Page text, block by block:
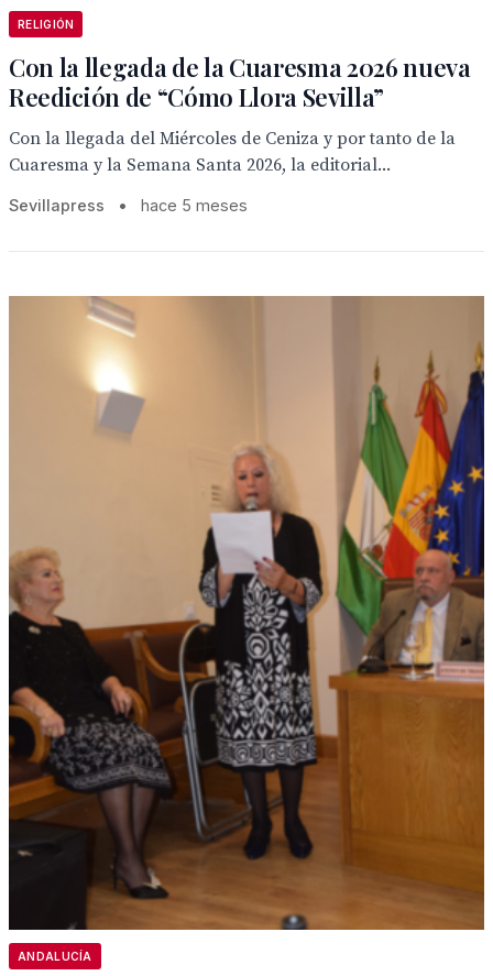
RELIGIÓN
Con la llegada de la Cuaresma 2026 nueva
Reedición de “Cómo Llora Sevilla”
Con la llegada del Miércoles de Ceniza y por tanto de la
Cuaresma y la Semana Santa 2026, la editorial...
Sevillapress • hace 5 meses
ANDALUCÍA